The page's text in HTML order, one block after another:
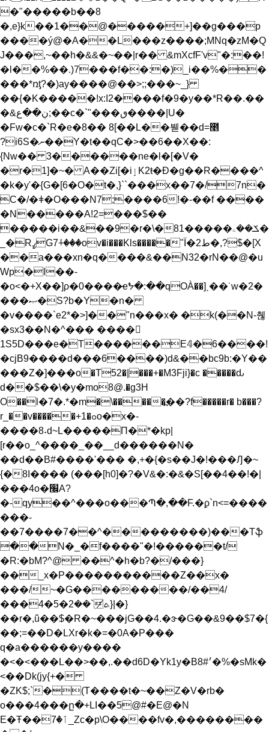
�"�����b��8
�,e}k��1��@�����+]��g���p
����ý@�A��L���z����;MNq�zM�Q
J���,~��h�&&�~��|r�� &mXcfF'v"�:��!
�l��%��.)7���f��:�)_i��%��
���*ռƫ?�)ay����@��>;;���~_}
��{�K�����!x:I2����f�9�y��*R��.��
�&ڹ��ع;��c�`"���ٯ����|U�
�Fw�c�`R�e�8�� 8[��L��붿��d=೥
?i6S�ނ��Y�t��qC�>��6��X��:
{Nw�� 3������ne�l�[�V�
�r�1]�~� A��Zi[�iٳK2ŧ�Đ�g��R����^
�k�y'�{G�[6�O�t�,}``���x��7�/7n�
C�/�ǂ�O���N7;����6!�-��f ����
�N�����A!2=���$��
�����i��&��9�r�\�81�����ݎ��ۦ�
_�RߨG7ٛ+���ov�i���Kls�����"Ї�ط2�,?$�[X
��a���xn�q����&��N32�rN��@�u
Wp�l��-
�o<�+X��]ρ�0����̵eᖬ�:��qOÀ��]˲��˙w�2�
���ޞ�S?b�Y�n�
�v����`e2*�>]��"n���x� �k(��N-췒
�sx3��N�^��� ����𺔐
1S5D���e�T������E𝟜�6����!
�cjB9����d���6����)d&��bc9b:�Y��
���Z�]���o�T52�|���+�M3Fji}�c �����ԃ
d��$��\�у�mo8@.�g3H
O��ӏ�7�.*�m�\�����߽��?f�����r� b���?
r_��v�����+1�ߋo�x�-
����8˖d~L�����Π�*�kp|
[r��o_^͏����_��__d������N�
��d��B#����'��� �,+�{�s��J�!���Ԓ�~
{�8I���� (���[h0]�?�V&�:�&�S[��4��!�|
���4o�׬A?
�-qy��^���o���Պ�,��F.�ϼ`n<=����
���-
��7����7��^���������)���Tֆ
��N�_�f����"�!������t/
�R:�bM?^@ ��^�h�b?�/���}
��_x�P�����������Z��x�
���/~�G���������/��4/
���4�ܬ̸`��2�5}|�}
��r�,ǖ��$�R�~���jG��4.�ɝ�G��&9��$7�{
��;=��D�LXr�k�=�0A�P���
q�a������y����
�<�<���L��>��,.��d6D�Yk1y�B8#׳�%�sMk�
<��Dk(jy{+�
�ZK$;`�(T����t�~��Z�V�rb�
o���4���ը�+LI��5@#�E@�N
E�Ŧ��ٲ�7_Zc�p\O����fv�,��������